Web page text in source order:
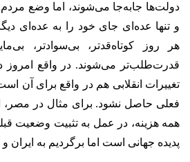
دولت‌ها جابه‌جا می‌شوند، اما وضع
و تنها عده‌ای جای خود را به عده‌ای
هر روز کوتاه‌قدتر، بی‌سوادتر،
قدرت‌طلب‌تر می‌شوند. در واقع امروز
تغییرات انقلابی هم در واقع برای آن
فعلی حاصل نشود. برای مثال در مصر،
همه هزینه، در عمل به تثبیت وضعیت
پدیده جهانی است اما برگردیم به